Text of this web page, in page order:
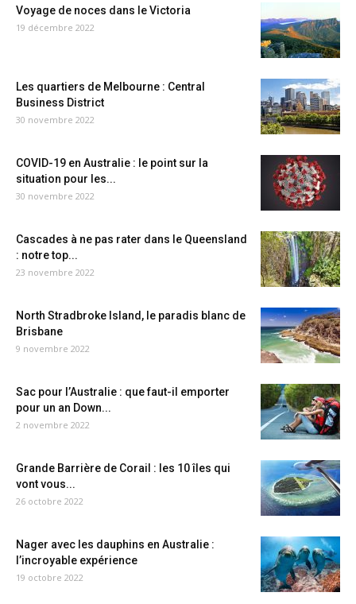
Voyage de noces dans le Victoria
19 décembre 2022
Les quartiers de Melbourne : Central
Business District
30 novembre 2022
COVID-19 en Australie : le point sur la
situation pour les...
30 novembre 2022
Cascades à ne pas rater dans le Queensland
: notre top...
23 novembre 2022
North Stradbroke Island, le paradis blanc de
Brisbane
9 novembre 2022
Sac pour l’Australie : que faut-il emporter
pour un an Down...
2 novembre 2022
Grande Barrière de Corail : les 10 îles qui
vont vous...
26 octobre 2022
Nager avec les dauphins en Australie :
l’incroyable expérience
19 octobre 2022